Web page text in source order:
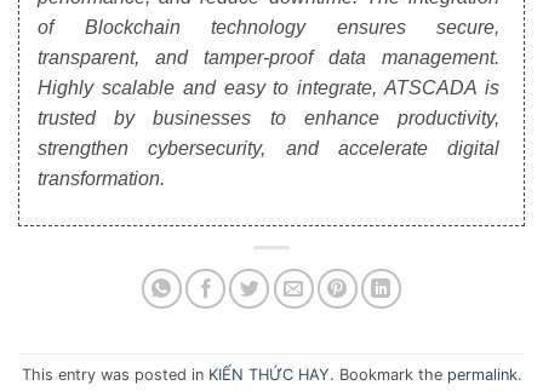
of Blockchain technology ensures secure,
transparent, and tamper-proof data management.
Highly scalable and easy to integrate, ATSCADA is
trusted by businesses to enhance productivity,
strengthen cybersecurity, and accelerate digital
transformation.
This entry was posted in KIẾN THỨC HAY. Bookmark the permalink.